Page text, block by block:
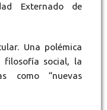
Externado de
Una polémica
filosofía social, la
como “nuevas